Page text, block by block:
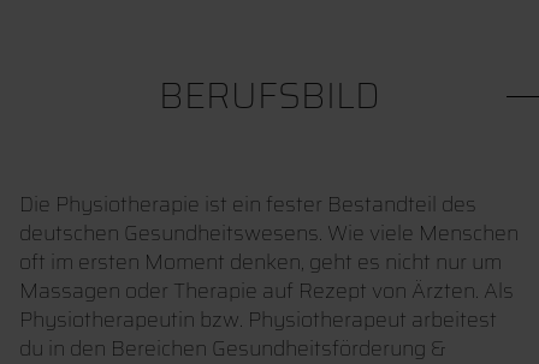
BERUFSBILD
Die Physiotherapie ist ein fester Bestandteil des
deutschen Gesundheitswesens. Wie viele Menschen
oft im ersten Moment denken, geht es nicht nur um
Massagen oder Therapie auf Rezept von Ärzten. Als
Physiotherapeutin bzw. Physiotherapeut arbeitest
du in den Bereichen Gesundheitsförderung &